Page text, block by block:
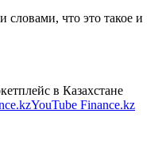
словами, что это такое и
в Казахстане
YouTube Finance.kz